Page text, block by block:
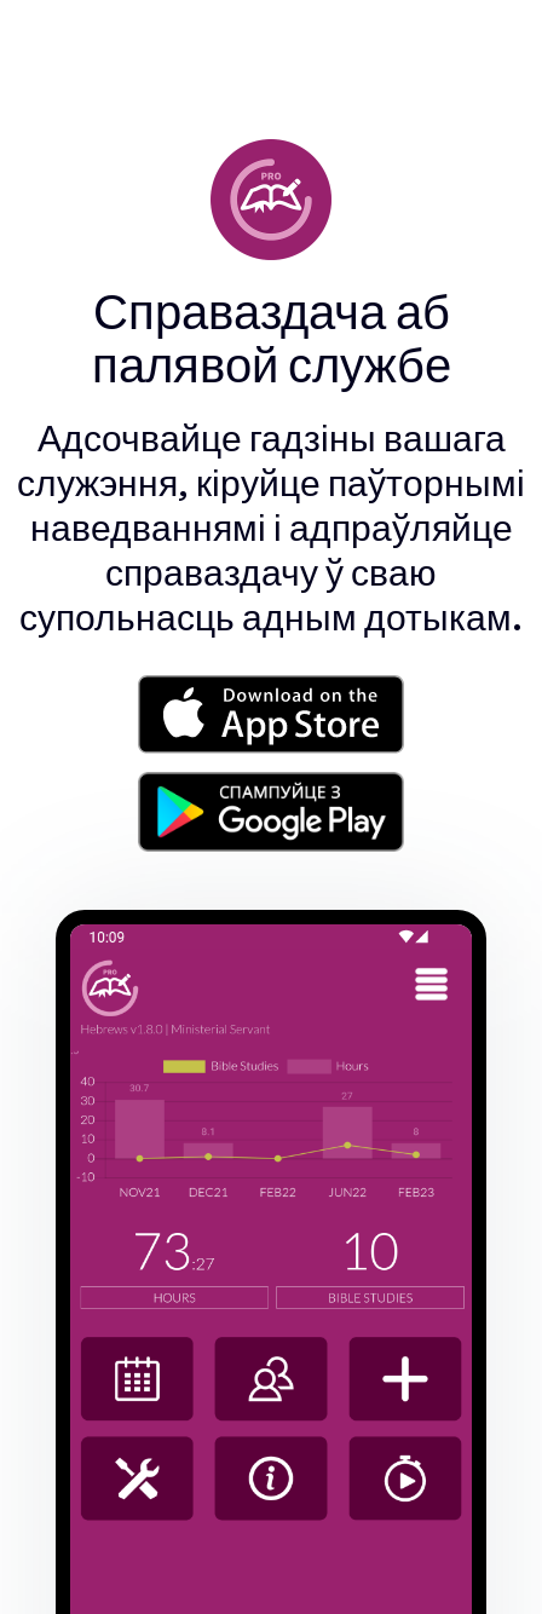
Справаздача аб
палявой службе
Адсочвайце гадзіны вашага
служэння, кіруйце паўторнымі
наведваннямі і адпраўляйце
справаздачу ў сваю
супольнасць адным дотыкам.